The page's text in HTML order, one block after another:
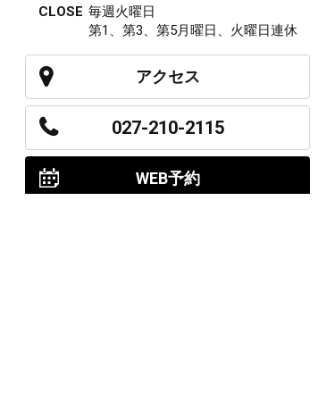
CLOSE 毎週火曜日
第1、第3、第5月曜日、火曜日連休
アクセス
027-210-2115
WEB予約